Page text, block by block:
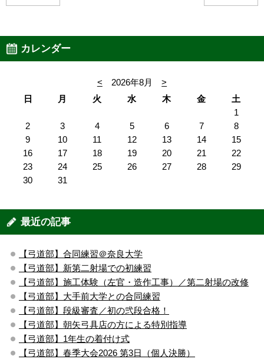
カレンダー
< 2026年8月
>
日
月 火 水 木 金
土
1
2
3 4 5 6 7
8
9
10 11 12 13 14
15
16
17 18 19 20 21
22
23
24 25 26 27 28
29
30
31
最近の記事
【弓道部】合同練習＠奈良大学
【弓道部】新第二射場での初練習
【弓道部】施工体験（左官・造作工事）／第二射場の改修
【弓道部】大手前大学との合同練習
【弓道部】段級審査／初の弐段合格！
【弓道部】朝矢弓具店の方による特別指導
【弓道部】1年生の着付け式
【弓道部】春季大会2026 第3日（個人決勝）